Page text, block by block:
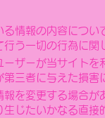
情報の内容につ
う一切の行為に関
ーザーが当サイトを
三者に与えた損害
を変更する場合
じたいかなる直